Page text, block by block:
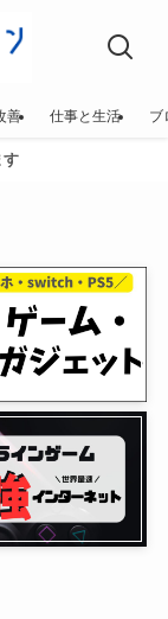
善 仕事と生活 ブ
す